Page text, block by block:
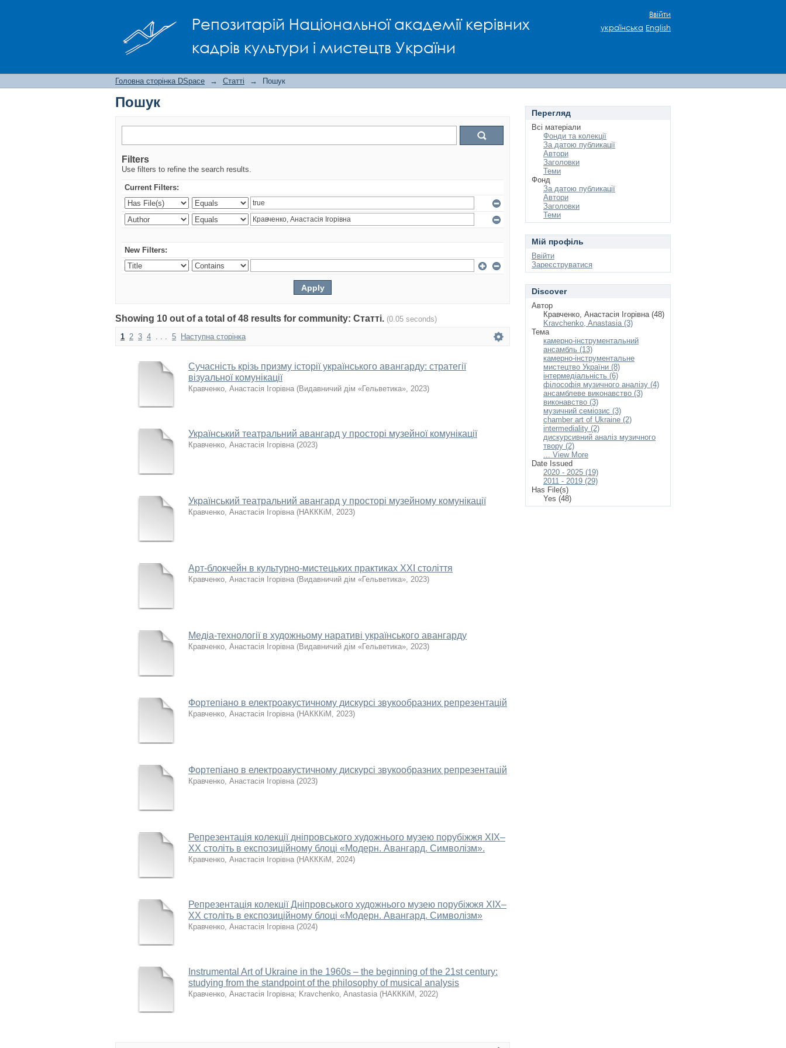
Репозитарій Національної академії керівних
кадрів культури і мистецтв України
Ввійти
українська English
Головна сторінка DSpace → Статті → Пошук
Пошук
Filters
Use filters to refine the search results.
Current Filters:
New Filters:
Showing 10 out of a total of 48 results for community: Статті. (0.05 seconds)
1 2 3 4 . . . 5 Наступна сторінка
Сучасність крізь призму історії українського авангарду: стратегії
візуальної комунікації
Кравченко, Анастасія Ігорівна (Видавничий дім «Гельветика», 2023)
Український театральний авангард у просторі музейної комунікації
Кравченко, Анастасія Ігорівна (2023)
Український театральний авангард у просторі музейному комунікації
Кравченко, Анастасія Ігорівна (НАКККіМ , 2023)
Арт-блокчейн в культурно-мистецьких практиках ХХІ століття
Кравченко, Анастасія Ігорівна (Видавничий дім «Гельветика», 2023)
Медіа-технології в художньому наративі українського авангарду
Кравченко, Анастасія Ігорівна (Видавничий дім «Гельветика», 2023)
Фортепіано в електроакустичному дискурсі звукообразних репрезентацій
Кравченко, Анастасія Ігорівна (НАКККіМ , 2023)
Фортепіано в електроакустичному дискурсі звукообразних репрезентацій
Кравченко, Анастасія Ігорівна (2023)
Репрезентація колекції дніпровського художнього музею порубіжжя XIX–
XX століть в експозиційному блоці «Модерн. Авангард. Символізм».
Кравченко, Анастасія Ігорівна (НАКККіМ , 2024)
Репрезентація колекції Дніпровського художнього музею порубіжжя XIX–
XX століть в експозиційному блоці «Модерн. Авангард. Символізм»
Кравченко, Анастасія Ігорівна (2024)
Instrumental Art of Ukraine in the 1960s – the beginning of the 21st century:
studying from the standpoint of the philosophy of musical analysis
Кравченко, Анастасія Ігорівна; Kravchenko, Anastasia (НАКККіМ , 2022)
Перегляд
Всі матеріали
Фонди та колекції
За датою публикації
Автори
Заголовки
Теми
Фонд
За датою публикації
Автори
Заголовки
Теми
Мій профіль
Ввійти
Зареєструватися
Discover
Автор
Кравченко, Анастасія Ігорівна (48)
Kravchenko, Anastasia (3)
Тема
камерно-інструментальний
ансамбль (13)
камерно-інструментальне
мистецтво України (8)
інтермедіальність (6)
філософія музичного аналізу (4)
ансамблеве виконавство (3)
виконавство (3)
музичний семіозис (3)
chamber art of Ukraine (2)
intermediality (2)
дискурсивний аналіз музичного
твору (2)
... View More
Date Issued
2020 - 2025 (19)
2011 - 2019 (29)
Has File(s)
Yes (48)